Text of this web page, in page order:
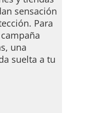
sensación
Para
una
suelta a tu